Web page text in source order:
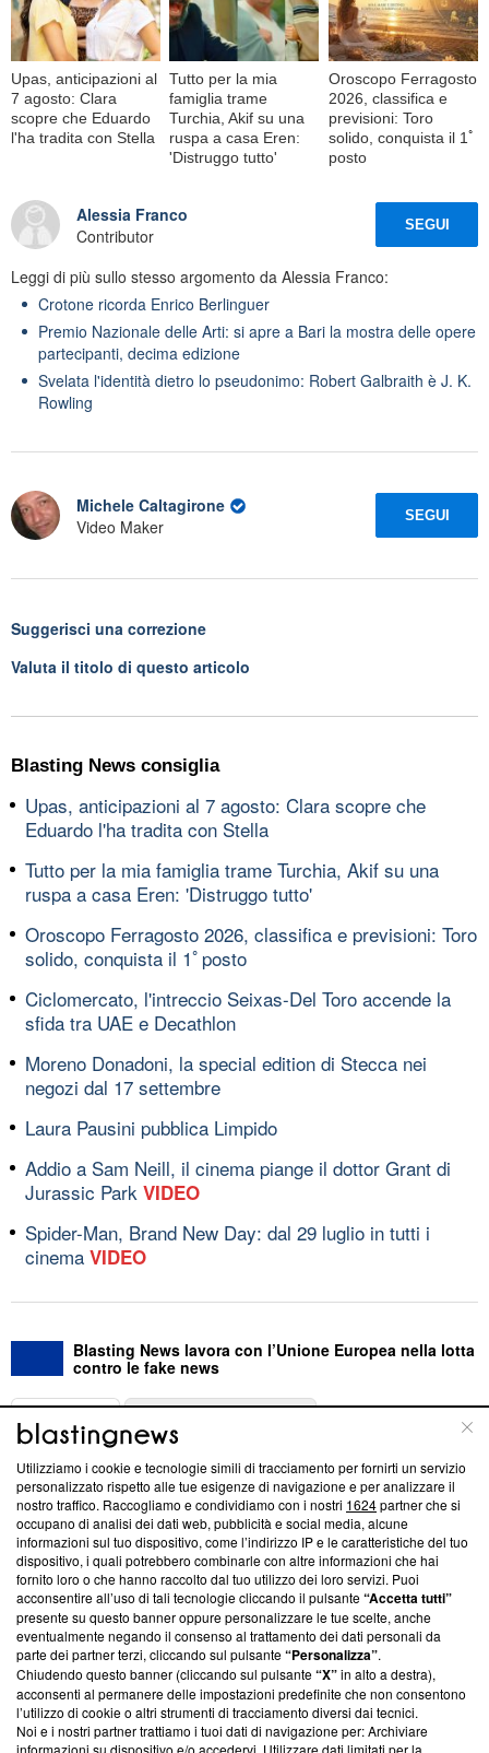
Upas, anticipazioni al
7 agosto: Clara
scopre che Eduardo
l'ha tradita con Stella
Tutto per la mia
famiglia trame
Turchia, Akif su una
ruspa a casa Eren:
'Distruggo tutto'
Oroscopo Ferragosto
2026, classifica e
previsioni: Toro
solido, conquista il 1ﾟ
posto
Alessia Franco
Contributor
SEGUI
Leggi di più sullo stesso argomento da Alessia Franco:
Crotone ricorda Enrico Berlinguer
Premio Nazionale delle Arti: si apre a Bari la mostra delle opere
partecipanti, decima edizione
Svelata l'identità dietro lo pseudonimo: Robert Galbraith è J. K.
Rowling
Michele Caltagirone
Video Maker
SEGUI
Suggerisci una correzione
Valuta il titolo di questo articolo
Blasting News consiglia
Upas, anticipazioni al 7 agosto: Clara scopre che
Eduardo l'ha tradita con Stella
Tutto per la mia famiglia trame Turchia, Akif su una
ruspa a casa Eren: 'Distruggo tutto'
Oroscopo Ferragosto 2026, classifica e previsioni: Toro
solido, conquista il 1ﾟposto
Ciclomercato, l'intreccio Seixas-Del Toro accende la
sfida tra UAE e Decathlon
Moreno Donadoni, la special edition di Stecca nei
negozi dal 17 settembre
Laura Pausini pubblica Limpido
Addio a Sam Neill, il cinema piange il dottor Grant di
Jurassic Park VIDEO
Spider-Man, Brand New Day: dal 29 luglio in tutti i
cinema VIDEO
Blasting News lavora con l’Unione Europea nella lotta
contro le fake news
ABOUT
Questa sezione offre informazioni trasparenti su Blasting
News, sui nostri processi editoriali e su come ci impegniamo a
creare news di qualità. Inoltre, afferma la nostra aderenza a
‘Trust Project - News with Integrity’Blasting News non è
ancora membro del programma, ma ha richiesto di farne
parte; Trust Project non ha ancora effettuato una verifica di
conformità agli standard.
Su di noi
Team editoriale
Corporate
Utilizziamo i cookie e tecnologie simili di tracciamento per fornirti un servizio
personalizzato rispetto alle tue esigenze di navigazione e per analizzare il
nostro traffico. Raccogliamo e condividiamo con i nostri 1624partner che si
occupano di analisi dei dati web, pubblicità e social media, alcune
informazioni sul tuo dispositivo, come l’indirizzo IP e le caratteristiche del tuo
dispositivo, i quali potrebbero combinarle con altre informazioni che hai
fornito loro o che hanno raccolto dal tuo utilizzo dei loro servizi. Puoi
acconsentire all’uso di tali tecnologie cliccando il pulsante“Accetta tutti”
presente su questo banner oppure personalizzare le tue scelte, anche
eventualmente negando il consenso al trattamento dei dati personali da
parte dei partner terzi, cliccando sul pulsante“Personalizza”.
Chiudendo questo banner (cliccando sul pulsante“X”in alto a destra),
acconsenti al permanere delle impostazioni predefinite che non consentono
l’utilizzo di cookie o altri strumenti di tracciamento diversi dai tecnici.
Noi e i nostri partner trattiamo i tuoi dati di navigazione per: Archiviare
informazioni su dispositivo e/o accedervi. Utilizzare dati limitati per la